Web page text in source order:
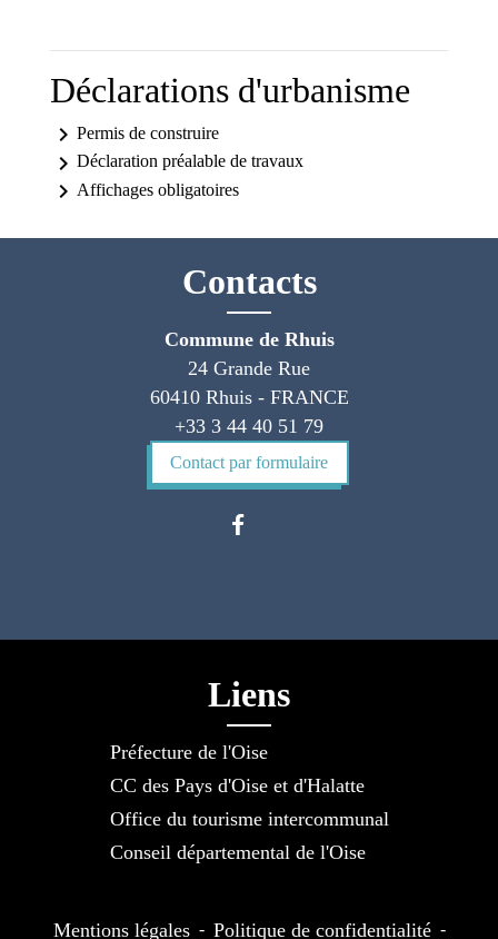
Déclarations d'urbanisme
keyboard_arrow_right Permis de construire
keyboard_arrow_right Déclaration préalable de travaux
keyboard_arrow_right Affichages obligatoires
Contacts
Commune de Rhuis
24 Grande Rue
60410 Rhuis - FRANCE
+33 3 44 40 51 79
Contact par formulaire
Liens
Préfecture de l'Oise
CC des Pays d'Oise et d'Halatte
Office du tourisme intercommunal
Conseil départemental de l'Oise
Mentions légales - Politique de confidentialité -